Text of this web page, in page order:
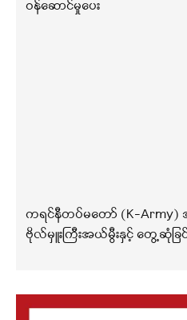
ဝန်ဆောင်မှုပေး
ကရင်နီတပ်မတော် (K-Army)
ဗိုလ်မှူးကြီးအယ်မွီးနှင့် တွေ့ဆုံခြင်